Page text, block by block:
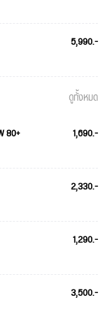
5,990.-
ดูทั้งหมด
80+ 1,690.-
2,330.-
1,290.-
3,500.-